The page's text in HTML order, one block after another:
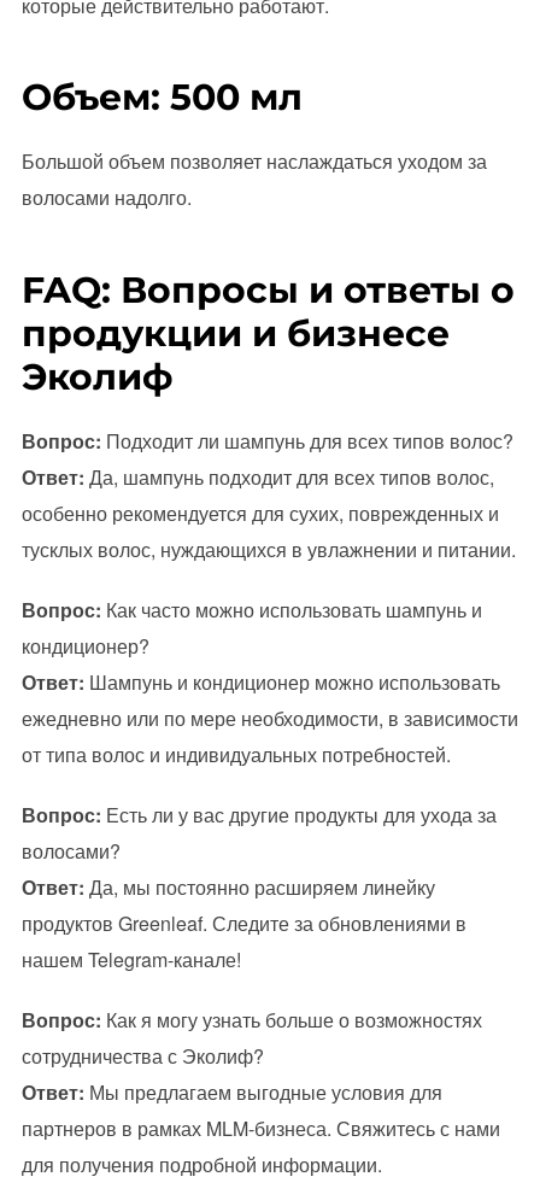
Объем: 500 мл
Большой объем позволяет наслаждаться уходом за
волосами надолго.
FAQ: Вопросы и ответы о
продукции и бизнесе
Эколиф
Вопрос: Подходит ли шампунь для всех типов волос?
Ответ: Да, шампунь подходит для всех типов волос,
особенно рекомендуется для сухих, поврежденных и
тусклых волос, нуждающихся в увлажнении и питании.
Вопрос: Как часто можно использовать шампунь и
кондиционер?
Ответ: Шампунь и кондиционер можно использовать
ежедневно или по мере необходимости, в зависимости
от типа волос и индивидуальных потребностей.
Вопрос: Есть ли у вас другие продукты для ухода за
волосами?
Ответ: Да, мы постоянно расширяем линейку
продуктов Greenleaf. Следите за обновлениями в
нашем Telegram-канале!
Вопрос: Как я могу узнать больше о возможностях
сотрудничества с Эколиф?
Ответ: Мы предлагаем выгодные условия для
партнеров в рамках MLM-бизнеса. Свяжитесь с нами
для получения подробной информации.